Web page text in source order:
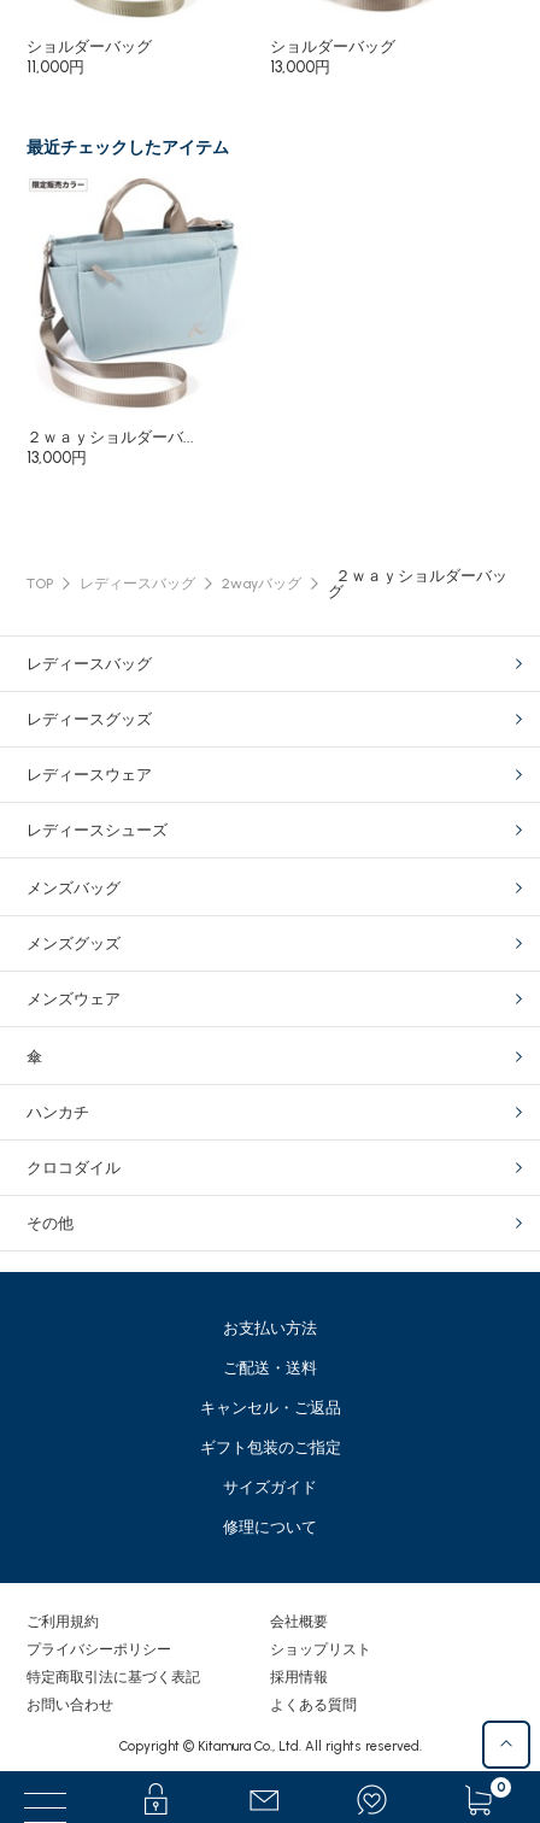
0
ショルダーバッグ
11,000円
ショルダーバッグ
13,000円
最近チェックしたアイテム
２ｗａｙショルダーバ...
13,000円
TOP レディースバッグ 2wayバッグ
２ｗａｙショルダーバッ
グ
レディースバッグ
レディースグッズ
レディースウェア
レディースシューズ
メンズバッグ
メンズグッズ
メンズウェア
傘
ハンカチ
クロコダイル
その他
お支払い方法
ご配送・送料
キャンセル・ご返品
ギフト包装のご指定
サイズガイド
修理について
ご利用規約
プライバシーポリシー
特定商取引法に基づく表記
お問い合わせ
会社概要
ショップリスト
採用情報
よくある質問
Copyright © Kitamura Co., Ltd. All rights reserved.